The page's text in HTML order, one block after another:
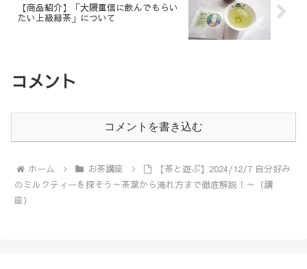
【商品紹介】「大隈重信に飲んでもらい
たい上級緑茶」について
コメント
コメントを書き込む
ホーム お茶講座
【茶と遊ぶ】2024/12/7 自分好み
のミルクティーを探そう～茶葉から淹れ方まで徹底解説！～（講
座）